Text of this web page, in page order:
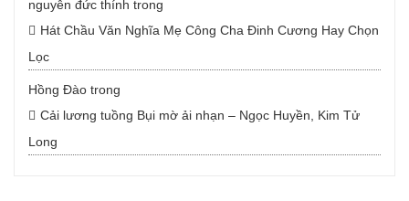
nguyễn đức thính trong
Hát Chầu Văn Nghĩa Mẹ Công Cha Đinh Cương Hay Chọn
Lọc
Hồng Đào trong
Cải lương tuồng Bụi mờ ải nhạn – Ngọc Huyền, Kim Tử
Long